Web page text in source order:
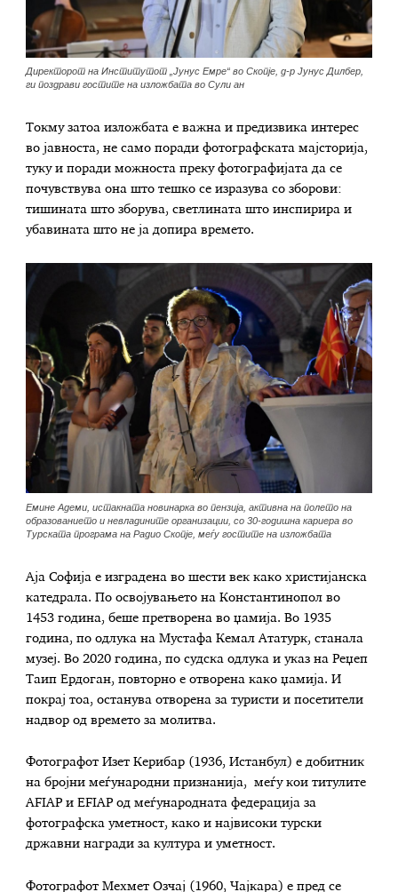
Директорот на Институтот „Јунус Емре“ во Скопје, д-р Јунус Дилбер,
ги поздрави гостите на изложбата во Сули ан
Токму затоа изложбата е важна и предизвика интерес
во јавноста, не само поради фотографската мајсторија,
туку и поради можноста преку фотографијата да се
почувствува она што тешко се изразува со зборови:
тишината што зборува, светлината што инспирира и
убавината што не ја допира времето.
Емине Адеми, истакната новинарка во пензија, активна на полето на
образованието и невладините организации, со 30-годишна кариера во
Турската програма на Радио Скопје, меѓу гостите на изложбата
Аја Софија е изградена во шести век како христијанска
катедрала. По освојувањето на Константинопол во
1453 година, беше претворена во џамија. Во 1935
година, по одлука на Мустафа Кемал Ататурк, станала
музеј. Во 2020 година, по судска одлука и указ на Реџеп
Таип Ердоган, повторно е отворена како џамија. И
покрај тоа, останува отворена за туристи и посетители
надвор од времето за молитва.
Фотографот Изет Керибар (1936, Истанбул) е добитник
на бројни меѓународни признанија, меѓу кои титулите
AFIAP и EFIAР од меѓународната федерација за
фотографска уметност, како и највисоки турски
државни награди за култура и уметност.
Фотографот Мехмет Озчај (1960, Чајкара) е пред се